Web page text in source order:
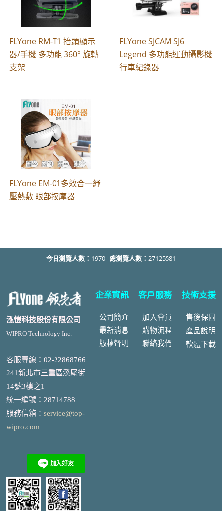
FLYone RM-T1 抬頭顯示
器/手機 多功能 360° 旋轉
支架
FLYone SJCAM SJ6
Legend 多功能運動攝影機
行車紀錄器
FLYone EM-01多效合一紓
壓熱敷 眼部按摩器
今日瀏覽人數： 1970 總瀏覽人數： 27125581
泓愷科技股份有限公司
WIPRO Technology Inc.
客服專線：02-22868766
241新北市三重區溪尾街
14號3樓之1
統一編號 ： 28714788
服務信箱： service@top-
wipro.com
企業資訊
公司簡介
最新消息
版權聲明
客戶服務
加入會員
購物流程
聯絡我們
技術支援
售後保固
產品說明
軟體下載